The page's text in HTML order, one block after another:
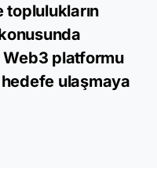
toplulukların
Web3 platformu
hedefe ulaşmaya